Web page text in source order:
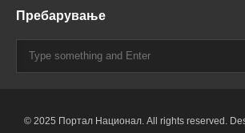
Пребарување
© 2025 Портал Национал. All rights reserved.